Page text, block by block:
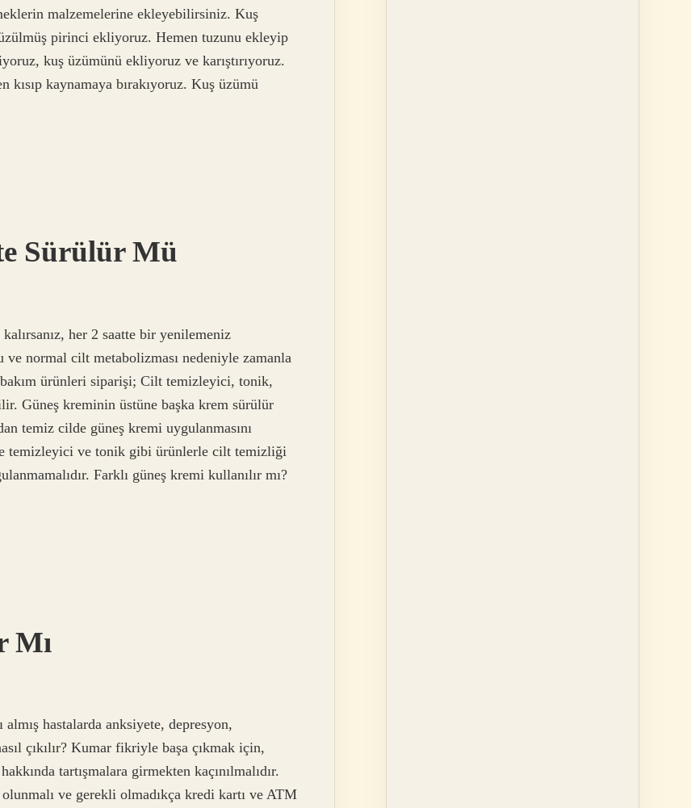
malzemelerine ekleyebilirsiniz. Kuş
pirinci ekliyoruz. Hemen tuzunu ekleyip
kuş üzümünü ekliyoruz ve karıştırıyoruz.
kısıp kaynamaya bırakıyoruz. Kuş üzümü
Sürülür Mü
her 2 saatte bir yenilemeniz
normal cilt metabolizması nedeniyle zamanla
bakım ürünleri siparişi; Cilt temizleyici, tonik,
Güneş kreminin üstüne başka krem sürülür
temiz cilde güneş kremi uygulanmasını
temizleyici ve tonik gibi ürünlerle cilt temizliği
Farklı güneş kremi kullanılır mı?
Mı
hastalarda anksiyete, depresyon,
çıkılır? Kumar fikriyle başa çıkmak için,
tartışmalara girmekten kaçınılmalıdır.
ve gerekli olmadıkça kredi kartı ve ATM